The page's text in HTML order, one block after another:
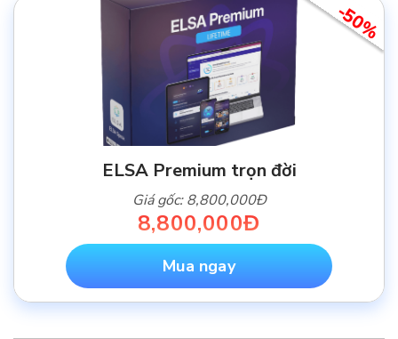
-50%
ELSA Premium trọn đời
Giá gốc: 8,800,000Đ
8,800,000Đ
Mua ngay